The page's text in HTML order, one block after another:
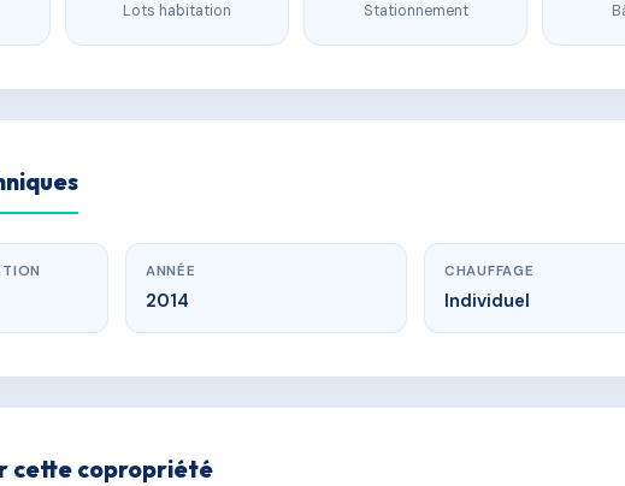
Lots habitation Stationnement
ANNÉE
2014
CHAUFFAGE
Individuel
cette copropriété